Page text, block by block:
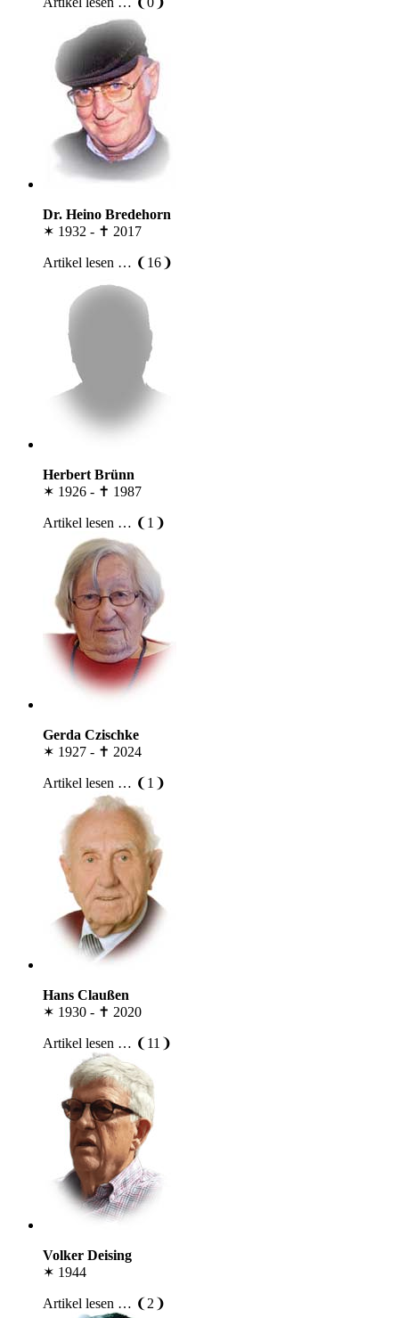
Dr. Heino Bredehorn
✶ 1932 - ✝ 2017
Artikel lesen … ❨16❩
Herbert Brünn
✶ 1926 - ✝ 1987
Artikel lesen … ❨1❩
Gerda Czischke
✶ 1927 - ✝ 2024
Artikel lesen … ❨1❩
Hans Claußen
✶ 1930 - ✝ 2020
Artikel lesen … ❨11❩
Volker Deising
✶ 1944
Artikel lesen … ❨2❩